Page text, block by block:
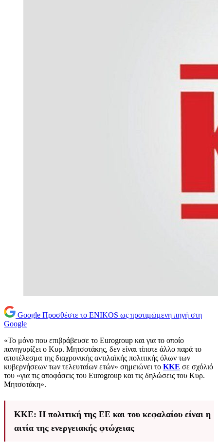
Google Προσθέστε το ENIKOS ως προτιμώμενη πηγή στη
Google
«Το μόνο που επιβράβευσε το Eurogroup και για το οποίο
πανηγυρίζει ο Κυρ. Μητσοτάκης, δεν είναι τίποτε άλλο παρά το
αποτέλεσμα της διαχρονικής αντιλαϊκής πολιτικής όλων των
κυβερνήσεων των τελευταίων ετών» σημειώνει το ΚΚΕ σε σχόλιό
του «για τις αποφάσεις του Eurogroup και τις δηλώσεις του Κυρ.
Μητσοτάκη».
KKE: Η πολιτική της ΕΕ και του κεφαλαίου είναι η
αιτία της ενεργειακής φτώχειας